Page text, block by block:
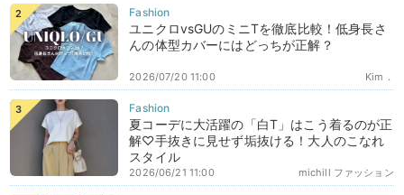
ユニクロvsGUのミニTを徹底比較！低身長さ
んの体型カバーにはどっちが正解？
Kim．
2026/07/20 11:00
夏コーデに大活躍の「白T」はこう着るのが正
解♡手抜きに見せず垢抜ける！大人のこなれ
スタイル
michill ファッション
2026/06/21 11:00